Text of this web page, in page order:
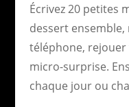
Écrivez 20 petites
dessert
téléphone,
micro-surprise.
chaque jour ou